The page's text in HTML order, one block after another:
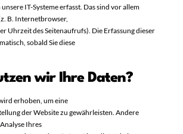
IT-Systeme erfasst. Das sind vor allem
B. Internetbrowser,
Uhrzeit des Seitenaufrufs). Die Erfassung dieser
sobald Sie diese
wir Ihre Daten?
erhoben, um eine
der Website zu gewährleisten. Andere
Ihres